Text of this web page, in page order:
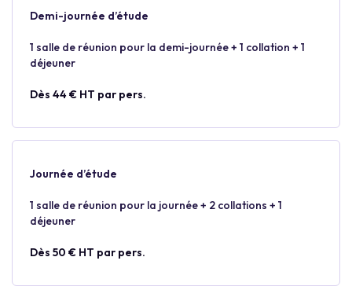
Demi-journée d’étude
1 salle de réunion pour la demi-journée + 1 collation + 1
déjeuner
Dès 44 € HT par pers.
Journée d’étude
1 salle de réunion pour la journée + 2 collations + 1
déjeuner
Dès 50 € HT par pers.